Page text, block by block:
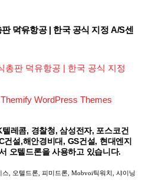
Back
덕유항공 | 한국 공식 지정 A/S센
총판 덕유항공 | 한국 공식 지정
Themify WordPress Themes
레콤, 경찰청, 삼성전자, 포스코건
설,해안경비대, GS건설, 현대엔지
오텔드론을 사용하고 있습니다.
, 오텔드론, 피미드론, Mobvoi틱워치, 샤이닝